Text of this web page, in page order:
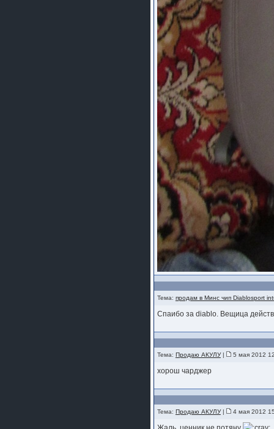
Тема: продам в Минс чип Diablosport
Спаибо за diablo. Вещица
Тема: Продаю АКУЛУ| 5 мая 2012
хорош чарджер
Тема: Продаю АКУЛУ| 4 мая 2012